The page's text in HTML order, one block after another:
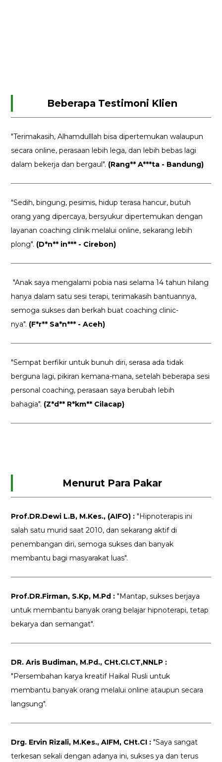
Beberapa Testimoni Klien
"Terimakasih, Alhamdulllah bisa dipertemukan walaupun
secara online, perasaan lebih lega, dan lebih bebas lagi
dalam bekerja dan bergaul". (Rang** A***ta - Bandung)
"Sedih, bingung, pesimis, hidup terasa hancur, butuh
orang yang dipercaya, bersyukur dipertemukan dengan
layanan coaching clinik melalui online, sekarang lebih
plong". (D*n** in*** - Cirebon)
"Anak saya mengalami pobia nasi selama 14 tahun hilang
hanya dalam satu sesi terapi, terimakasih bantuannya,
semoga sukses dan berkah buat coaching clinic-
nya". (F*r** Sa*n*** - Aceh)
"Sempat berfikir untuk bunuh diri, serasa ada tidak
berguna lagi, pikiran kemana-mana, setelah beberapa sesi
personal coaching, perasaan saya berubah lebih
bahagia". (Z*d** R*km** Cilacap)
Menurut Para Pakar
Prof.DR.Dewi L.B, M.Kes., (AIFO) :"Hipnoterapis ini
salah satu murid saat 2010, dan sekarang aktif di
penembangan diri, semoga sukses dan banyak
membantu bagi masyarakat luas".
Prof.DR.Firman, S.Kp, M.Pd : "Mantap, sukses berjaya
untuk membantu banyak orang belajar hipnoterapi, tetap
bekarya dan semangat".
DR. Aris Budiman, M.Pd., CHt.CI.CT,NNLP :
"Persembahan karya kreatif Haikal Rusli untuk
membantu banyak orang melalui online ataupun secara
langsung".
Drg. Ervin Rizali, M.Kes., AIFM, CHt.CI : "Saya sangat
terkesan sekali dengan adanya ini, sukses ya dan terus